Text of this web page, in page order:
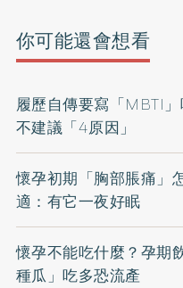
你可能還會想看
履歷自傳要寫「MBTI
不建議「4原因」
懷孕初期「胸部脹痛」
適：有它一夜好眠
懷孕不能吃什麼？孕期
種瓜」吃多恐流產